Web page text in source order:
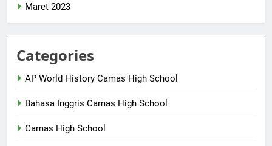
Maret 2023
Categories
AP World History Camas High School
Bahasa Inggris Camas High School
Camas High School